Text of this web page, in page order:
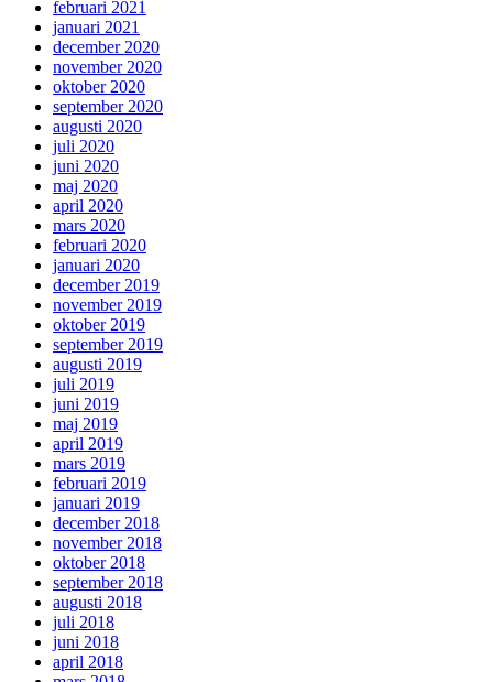
februari 2021
januari 2021
december 2020
november 2020
oktober 2020
september 2020
augusti 2020
juli 2020
juni 2020
maj 2020
april 2020
mars 2020
februari 2020
januari 2020
december 2019
november 2019
oktober 2019
september 2019
augusti 2019
juli 2019
juni 2019
maj 2019
april 2019
mars 2019
februari 2019
januari 2019
december 2018
november 2018
oktober 2018
september 2018
augusti 2018
juli 2018
juni 2018
april 2018